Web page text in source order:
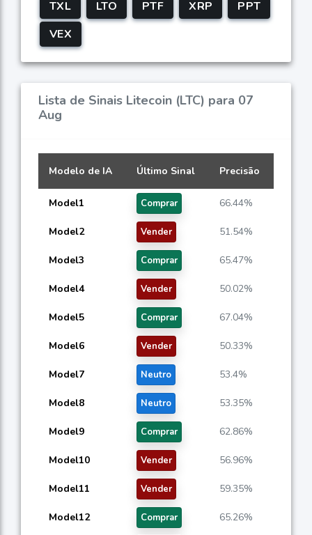
TXL
LTO PTF XRP
PPT
VEX
Lista de Sinais Litecoin (LTC) para 07
Aug
Modelo de IA Último Sinal Precisão
Model1 Comprar 66.44%
Model2 Vender 51.54%
Model3 Comprar 65.47%
Model4 Vender 50.02%
Model5 Comprar 67.04%
Model6 Vender 50.33%
Model7 Neutro 53.4%
Model8 Neutro 53.35%
Model9 Comprar 62.86%
Model10 Vender 56.96%
Model11 Vender 59.35%
Model12 Comprar 65.26%